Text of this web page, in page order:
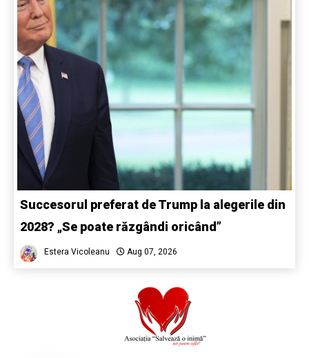
Succesorul preferat de Trump la alegerile din
2028? „Se poate răzgândi oricând”
Estera Vicoleanu Aug 07, 2026